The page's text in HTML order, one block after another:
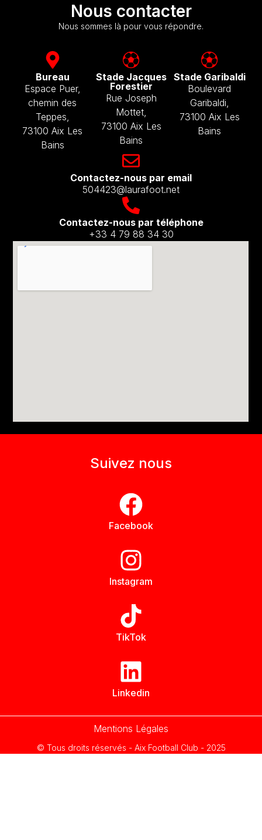
Nous contacter
Nous sommes là pour vous répondre.
Bureau
Espace Puer,
chemin des
Teppes,
73100 Aix Les
Bains
Stade Jacques
Forestier
Rue Joseph
Mottet,
73100 Aix Les
Bains
Stade Garibaldi
Boulevard
Garibaldi,
73100 Aix Les
Bains
Contactez-nous par email​
504423@laurafoot.net
Contactez-nous par téléphone
+33 4 79 88 34 30
Suivez nous
Facebook
Instagram
TikTok
Linkedin
© Tous droits réservés - Aix Football Club - 2025
Mentions Légales